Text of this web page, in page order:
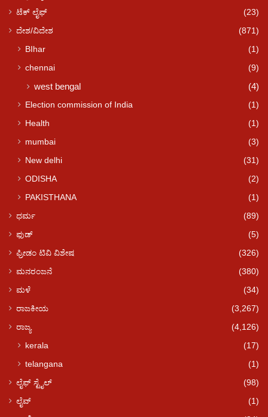
ಟೆಕ್ ಲೈಫ್ (23)
ದೇಶ/ವಿದೇಶ (871)
BIhar
(1)
chennai
(9)
west bengal (4)
Election commission of India
(1)
Health
(1)
mumbai
(3)
New delhi
(31)
ODISHA
(2)
PAKISTHANA
(1)
ಧರ್ಮ (89)
ಫುಡ್​​ (5)
ಫ್ರೀಡಂ ಟಿವಿ ವಿಶೇಷ (326)
ಮನರಂಜನೆ (380)
ಮಳೆ (34)
ರಾಜಕೀಯ (3,267)
ರಾಜ್ಯ (4,126)
kerala
(17)
telangana
(1)
ಲೈಫ್ ಸ್ಟೈಲ್ (98)
ಲೈವ್ (1)